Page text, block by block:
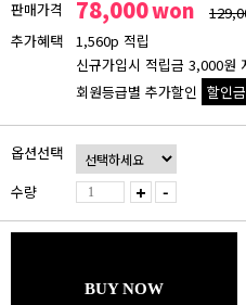
판매가격 78,000won
추가혜택
1,560p 적립
신규가입시 적립금 3,000원
회원등급별 추가할인 할인
회원등급 할인가
비회원
78,000원
블루
브론즈
옵션선택
수량
+ -
BUY NOW